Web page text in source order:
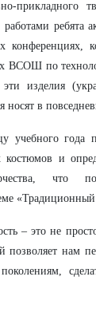
прикладного
работами ребята
конференциях,
ВСОШ по
эти изделия
носят в
учебного года
и
что
– это не
позволяет нам